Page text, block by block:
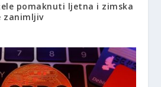
pomaknuti ljetna i zimska
zanimljiv